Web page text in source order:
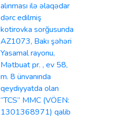
alınması ilə əlaqədar
dərc edilmiş
kotirovka sorğusunda
AZ1073, Bakı şəhəri
Yasamal rayonu,
Mətbuat pr. , ev 58,
m. 8 ünvanında
qeydiyyatda olan
“TCS” MMC (VÖEN:
1301368971) qalib